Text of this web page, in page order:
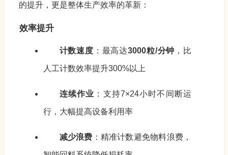
的提升，更是整体生产效率的革新：
效率提升
计数速度 ：最高达3000粒/分钟 ，比
人工计数效率提升300%以上
连续作业 ：支持7×24小时不间断运
行，大幅提高设备利用率
减少浪费 ：精准计数避免物料浪费，